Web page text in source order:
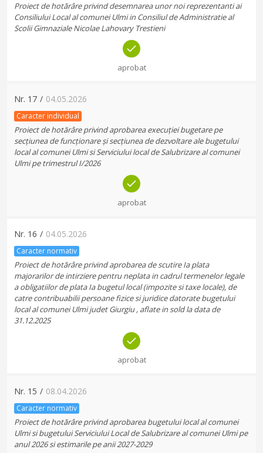
Proiect de hotărâre privind desemnarea unor noi reprezentanti ai
Consiliului Local al comunei Ulmi in Consiliul de Administratie al
Scolii Gimnaziale Nicolae Lahovary Trestieni
aprobat
Nr. 17 / 04.05.2026
Caracter individual
Proiect de hotărâre privind aprobarea execuției bugetare pe
secțiunea de funcționare și secțiunea de dezvoltare ale bugetului
local al comunei Ulmi si Serviciului local de Salubrizare al comunei
Ulmi pe trimestrul I/2026
aprobat
Nr. 16 / 04.05.2026
Caracter normativ
Proiect de hotărâre privind aprobarea de scutire Ia plata
majorarilor de intirziere pentru neplata in cadrul termenelor legale
a obligatiilor de plata Ia bugetul local (impozite si taxe locale), de
catre contribuabilii persoane fizice si juridice datorate bugetului
local al comunei Ulmi judet Giurgiu , aflate in sold la data de
31.12.2025
aprobat
Nr. 15 / 08.04.2026
Caracter normativ
Proiect de hotărâre privind aprobarea bugetului local al comunei
Ulmi si bugetului Serviciului Local de Salubrizare al comunei Ulmi pe
anul 2026 si estimarile pe anii 2027-2029